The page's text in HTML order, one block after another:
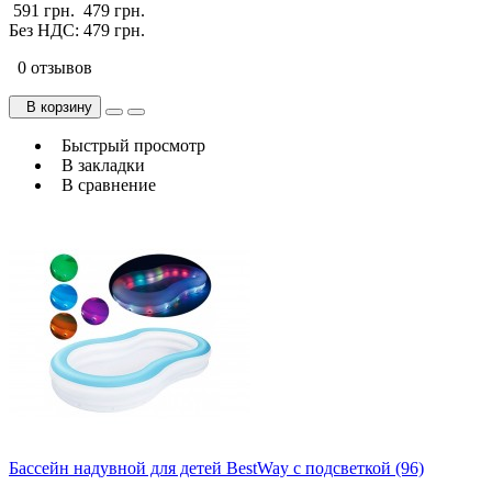
591 грн. 479 грн.
Без НДС: 479 грн.
0 отзывов
В корзину
Быстрый просмотр
В закладки
В сравнение
Бассейн надувной для детей BestWay с подсветкой (96)